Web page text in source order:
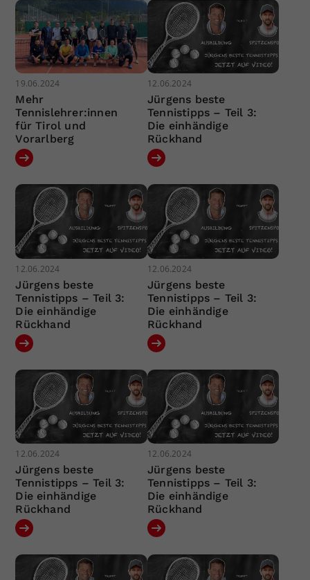
19.06.2024
Mehr
Tennislehrer:innen
für Tirol und
Vorarlberg
12.06.2024
Jürgens beste
Tennistipps – Teil 3:
Die einhändige
Rückhand
12.06.2024
Jürgens beste
Tennistipps – Teil 3:
Die einhändige
Rückhand
12.06.2024
Jürgens beste
Tennistipps – Teil 3:
Die einhändige
Rückhand
12.06.2024
Jürgens beste
Tennistipps – Teil 3:
Die einhändige
Rückhand
12.06.2024
Jürgens beste
Tennistipps – Teil 3:
Die einhändige
Rückhand